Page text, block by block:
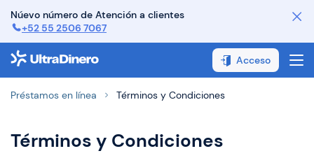
Núevo número de Atención a clientes
+52 55 2506 7067
Acceso
¿Cómo funciona?
Contáctanos
Préstamos en línea Términos y Condiciones
Términos y Condiciones